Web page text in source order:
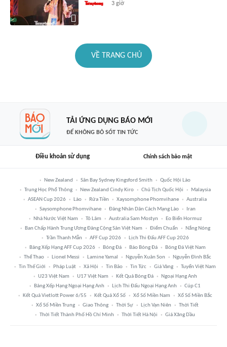
3 giờ
VỀ TRANG CHỦ
TẢI ỨNG DỤNG BÁO MỚI
ĐỂ KHÔNG BỎ SÓT TIN TỨC
Điều khoản sử dụng Chính sách bảo mật
New Zealand Sân Bay Sydney Kingsford Smith
Quốc Hội Lào
Trung Học Phổ Thông
New Zealand Cindy Kiro Chủ Tịch Quốc Hội
Malaysia
ASEAN Cup 2026
Lào Rửa Tiền Xaysomphone Phomvihane
Australia
Saysomphone Phomvihane
Đảng Nhân Dân Cách Mạng Lào
Iran
Nhà Nước Việt Nam
Tô Lâm Australia Sam Mostyn
Eo Biển Hormuz
Ban Chấp Hành Trung Ương Đảng Cộng Sản Việt Nam
Điểm Chuẩn
Nắng Nóng
Trần Thanh Mẫn
AFF Cup 2026
Lịch Thi Đấu AFF Cup 2026
Bảng Xếp Hạng AFF Cup 2026
Bóng Đá Báo Bóng Đá
Bóng Đá Việt Nam
Thể Thao
Lionel Messi Lamine Yamal Nguyễn Xuân Son
Nguyễn Đình Bắc
Tin Thế Giới
Pháp Luật Xã Hội Tin Bão Tin Tức Giá Vàng
Tuyển Việt Nam
U23 Việt Nam
U17 Việt Nam Kết Quả Bóng Đá
Ngoại Hạng Anh
Bảng Xếp Hạng Ngoại Hạng Anh
Lịch Thi Đấu Ngoại Hạng Anh
Cúp C1
Kết Quả Vietlott Power 6/55
Kết Quả Xổ Số Xổ Số Miền Nam
Xổ Số Miền Bắc
Xổ Số Miền Trung
Giao Thông Thời Sự Lịch Vạn Niên
Thời Tiết
Thời Tiết Thành Phố Hồ Chí Minh
Thời Tiết Hà Nội Giá Xăng Dầu